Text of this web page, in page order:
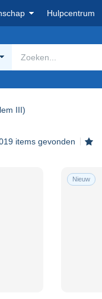
Hulpcentrum
III)
III)
items gevonden
Nieuw